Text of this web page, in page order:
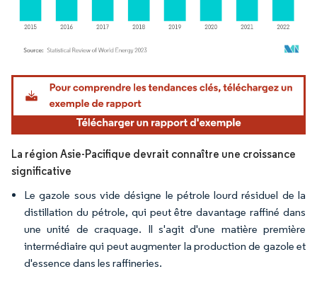
Image © Mordor Intelligence. La réutilisation nécessite une attribution sous CC BY
La région Asie-Pacifique devrait connaître une croissance
significative
Le gazole sous vide désigne le pétrole lourd résiduel de la
distillation du pétrole, qui peut être davantage raffiné dans
une unité de craquage. Il s'agit d'une matière première
intermédiaire qui peut augmenter la production de gazole et
d'essence dans les raffineries.